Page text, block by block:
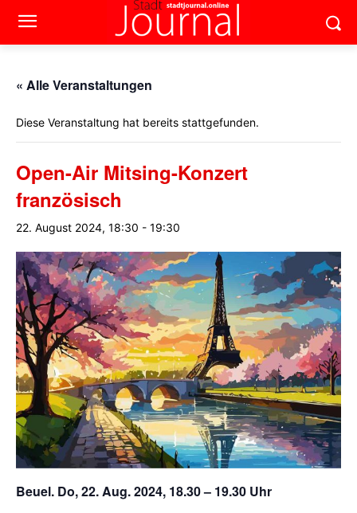
« Alle Veranstaltungen
Diese Veranstaltung hat bereits stattgefunden.
Open-Air Mitsing-Konzert
französisch
22. August 2024, 18:30 - 19:30
Beuel. Do, 22. Aug. 2024, 18.30 – 19.30 Uhr